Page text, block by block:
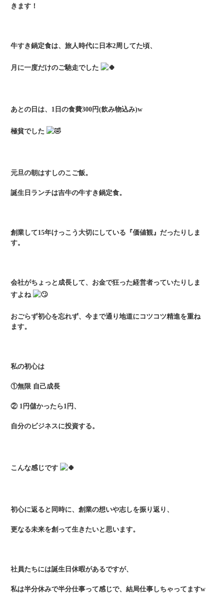
きます！
牛すき鍋定食は、旅人時代に日本2周してた頃、
月に一度だけのご馳走でした
あとの日は、1日の食費300円(飲み物込み)w
極貧でした
元旦の朝はすしのこご飯。
誕生日ランチは吉牛の牛すき鍋定食。
創業して15年けっこう大切にしている『価値観』だったりしま
す。
会社がちょっと成長して、お金で狂った経営者っていたりしま
すよね
おごらず初心を忘れず、今まで通り地道にコツコツ精進を重ね
ます。
私の初心は
①無限 自己成長
② 1円儲かったら1円、
自分のビジネスに投資する。
こんな感じです
初心に返ると同時に、創業の想いや志しを振り返り、
更なる未来を創って生きたいと思います。
社員たちには誕生日休暇があるですが、
私は半分休みで半分仕事って感じで、結局仕事しちゃってますw